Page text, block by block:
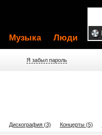
Музыка Люди
Я забыл пароль
Дискография (3) Концерты (5)